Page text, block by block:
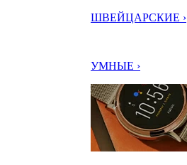
ШВЕЙЦАРСКИЕ ›
УМНЫЕ ›